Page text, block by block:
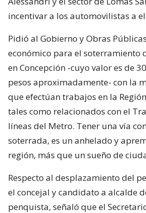
incentivar a los automovilistas a
Pidió al Gobierno y Obras
económico para el soterramiento
en Concepción -cuyo valor es de
pesos aproximadamente- con la
que efectúan trabajos en la
tales como relacionados con el
líneas del Metro. Tener una vía
soterrada, es un anhelado y
región, más que un sueño de
Respecto al desplazamiento del
el concejal y candidato a alcalde
penquista, señaló que el